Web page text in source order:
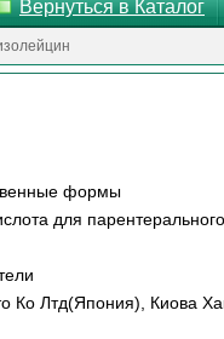
Вернуться в Каталог
формы
для
Ко Лтд(Япония), Киова